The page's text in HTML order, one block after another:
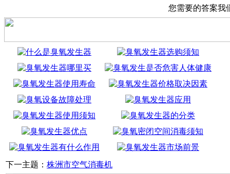
您需要的答案我
下一主题： 株洲市空气消毒机